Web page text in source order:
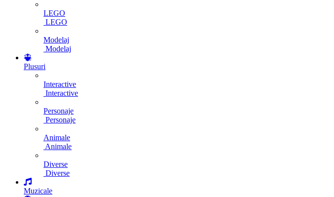
LEGO
LEGO
Modelaj
Modelaj
Plusuri
Interactive
Interactive
Personaje
Personaje
Animale
Animale
Diverse
Diverse
Muzicale